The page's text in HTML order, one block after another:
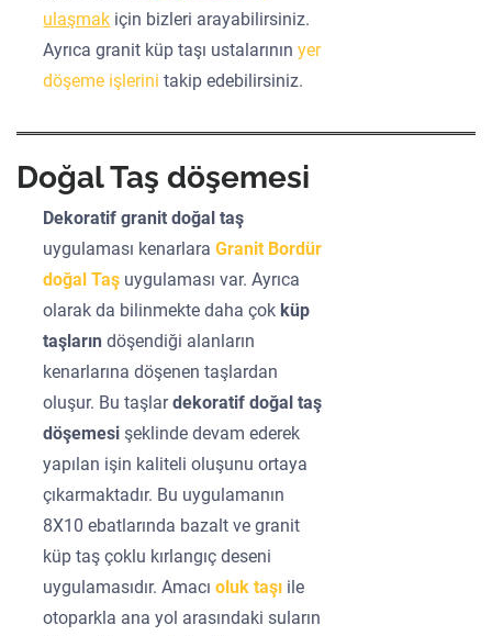
ulaşmak için bizleri arayabilirsiniz.
Ayrıca granit küp taşı ustalarının yer
döşeme işlerini takip edebilirsiniz.
Doğal Taş döşemesi
Dekoratif granit doğal taş
uygulaması kenarlaraGranit Bordür
doğal Taş uygulaması var. Ayrıca
olarak da bilinmekte daha çok küp
taşların döşendiği alanların
kenarlarına döşenen taşlardan
oluşur. Bu taşlardekoratif doğal taş
döşemesişeklinde devam ederek
yapılan işin kaliteli oluşunu ortaya
çıkarmaktadır. Bu uygulamanın
8X10 ebatlarında bazalt ve granit
küp taş çoklu kırlangıç deseni
uygulamasıdır. Amacıoluk taşı ile
otoparkla ana yol arasındaki suların